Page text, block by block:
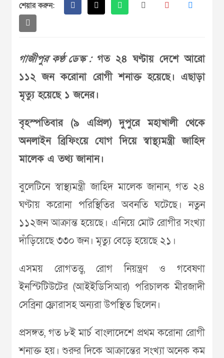
শেয়ার করুন:
গাজীপুর কণ্ঠ ডেস্ক :গত ২৪ ঘণ্টায় দেশে আরো
১১২ জন করোনা রোগী শনাক্ত হয়েছে। এছাড়া
মৃত্যু হয়েছে ১ জনের।
বৃহস্পতিবার (৯ এপ্রিল) দুপুরে মহাখালী থেকে
অনলাইন ব্রিফিংয়ে যোগ দিয়ে স্বাস্থ্যমন্ত্রী জাহিদ
মালেক এ তথ্য জানান।
বুলেটিনে স্বাস্থ্যমন্ত্রী জাহিদ মালেক জানান, গত ২৪
ঘণ্টায় করোনা পরিস্থিতির অবনতি ঘটেছে। নতুন
১১২জন আক্রান্ত হয়েছে। এনিয়ে মোট রোগীর সংখ্যা
দাঁড়িয়েছে ৩৩০ জন। মৃত্যু বেড়ে হয়েছে ২১।
এসময় রোগতত্ত্ব, রোগ নিয়ন্ত্রণ ও গবেষণা
ইনস্টিটিউটের (আইইডিসিআর) পরিচালক মীরজাদী
সেব্রিনা ফ্লোরাসহ অন্যরা উপস্থিত ছিলেন।
প্রসঙ্গত, গত ৮ই মার্চ বাংলাদেশে প্রথম করোনা রোগী
শনাক্ত হয়। শুরুর দিকে আক্রান্তের সংখ্যা অনেক কম